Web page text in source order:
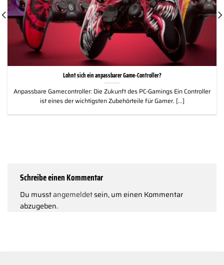
Lohnt sich ein anpassbarer Game-Controller?
Anpassbare Gamecontroller: Die Zukunft des PC-Gamings Ein Controller
ist eines der wichtigsten Zubehörteile für Gamer. [...]
Schreibe einen Kommentar
Du musstangemeldetsein, um einen Kommentar
abzugeben.